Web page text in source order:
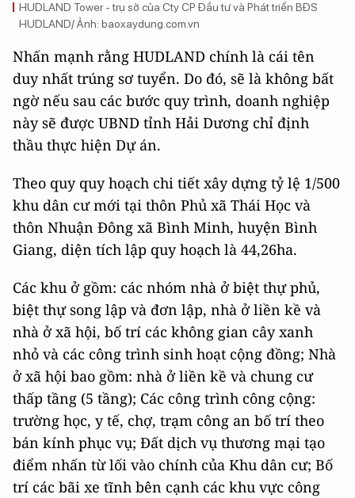
HUDLAND Tower - trụ sở của Cty CP Đầu tư và Phát triển BĐS
HUDLAND/ Ảnh: baoxaydung.com.vn
Nhấn mạnh rằng HUDLAND chính là cái tên
duy nhất trúng sơ tuyển. Do đó, sẽ là không bất
ngờ nếu sau các bước quy trình, doanh nghiệp
này sẽ được UBND tỉnh Hải Dương chỉ định
thầu thực hiện Dự án.
Theo quy quy hoạch chi tiết xây dựng tỷ lệ 1/500
khu dân cư mới tại thôn Phủ xã Thái Học và
thôn Nhuận Đông xã Bình Minh, huyện Bình
Giang, diện tích lập quy hoạch là 44,26ha.
Các khu ở gồm: các nhóm nhà ở biệt thự phủ,
biệt thự song lập và đơn lập, nhà ở liền kề và
nhà ở xã hội, bố trí các không gian cây xanh
nhỏ và các công trình sinh hoạt cộng đồng; Nhà
ở xã hội bao gồm: nhà ở liền kề và chung cư
thấp tầng (5 tầng); Các công trình công cộng:
trường học, y tế, chợ, trạm công an bố trí theo
bán kính phục vụ; Đất dịch vụ thương mại tạo
điểm nhấn từ lối vào chính của Khu dân cư; Bố
trí các bãi xe tĩnh bên cạnh các khu vực công